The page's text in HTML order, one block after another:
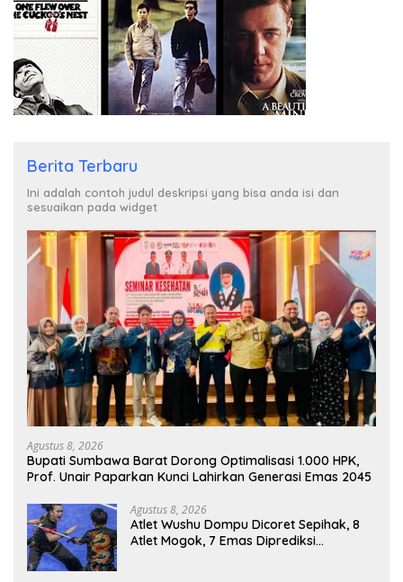
Berita Terbaru
Ini adalah contoh judul deskripsi yang bisa anda isi dan
sesuaikan pada widget
Agustus 8, 2026
Bupati Sumbawa Barat Dorong Optimalisasi 1.000 HPK,
Prof. Unair Paparkan Kunci Lahirkan Generasi Emas 2045
Agustus 8, 2026
Atlet Wushu Dompu Dicoret Sepihak, 8
Atlet Mogok, 7 Emas Diprediksi